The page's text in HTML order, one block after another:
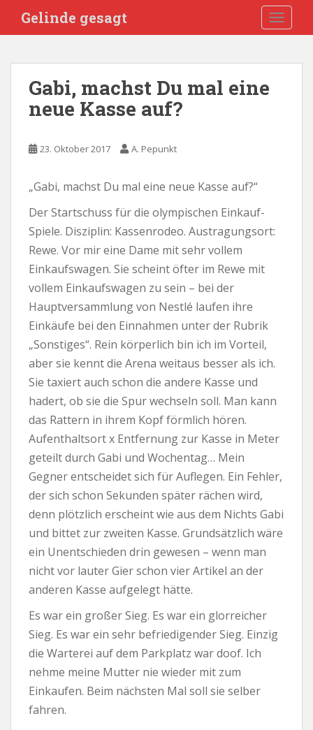
i
Gelinde gesagt
Gabi, machst Du mal eine
neue Kasse auf?
23. Oktober 2017 A. Pepunkt
„Gabi, machst Du mal eine neue Kasse auf?“
Der Startschuss für die olympischen Einkauf-
Spiele. Disziplin: Kassenrodeo. Austragungsort:
Rewe. Vor mir eine Dame mit sehr vollem
Einkaufswagen. Sie scheint öfter im Rewe mit
vollem Einkaufswagen zu sein – bei der
Hauptversammlung von Nestlé laufen ihre
Einkäufe bei den Einnahmen unter der Rubrik
„Sonstiges“. Rein körperlich bin ich im Vorteil,
aber sie kennt die Arena weitaus besser als ich.
Sie taxiert auch schon die andere Kasse und
hadert, ob sie die Spur wechseln soll. Man kann
das Rattern in ihrem Kopf förmlich hören.
Aufenthaltsort x Entfernung zur Kasse in Meter
geteilt durch Gabi und Wochentag… Mein
Gegner entscheidet sich für Auflegen. Ein Fehler,
der sich schon Sekunden später rächen wird,
denn plötzlich erscheint wie aus dem Nichts Gabi
und bittet zur zweiten Kasse. Grundsätzlich wäre
ein Unentschieden drin gewesen – wenn man
nicht vor lauter Gier schon vier Artikel an der
anderen Kasse aufgelegt hätte.
Es war ein großer Sieg. Es war ein glorreicher
Sieg. Es war ein sehr befriedigender Sieg. Einzig
die Warterei auf dem Parkplatz war doof. Ich
nehme meine Mutter nie wieder mit zum
Einkaufen. Beim nächsten Mal soll sie selber
fahren.